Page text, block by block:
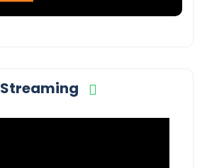
Streaming